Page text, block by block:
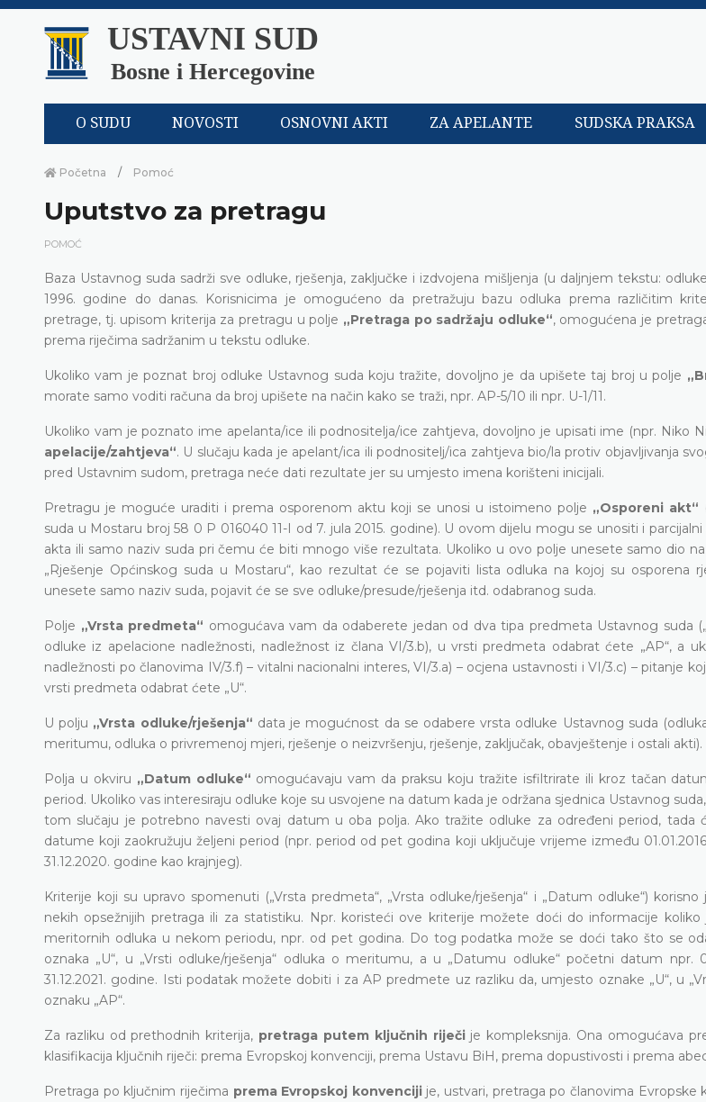
USTAVNI SUD
Bosne i Hercegovine
O SUDU NOVOSTI OSNOVNI AKTI ZA APELANTE SUDSKA PRAKSA
Početna Pomoć
Uputstvo za pretragu
POMOĆ
Baza Ustavnog suda sadrži sve odluke, rješenja, zaključke i izdvojena mišljenja (u daljnjem tekstu:
1996. godine do danas. Korisnicima je omogućeno da pretražuju bazu odluka prema različitim
pretrage, tj. upisom kriterija za pretragu u polje „Pretraga po sadržaju odluke“, omogućena je
prema riječima sadržanim u tekstu odluke.
Ukoliko vam je poznat broj odluke Ustavnog suda koju tražite, dovoljno je da upišete taj broj u polje
morate samo voditi računa da broj upišete na način kako se traži, npr. AP-5/10 ili npr. U-1/11.
Ukoliko vam je poznato ime apelanta/ice ili podnositelja/ice zahtjeva, dovoljno je upisati ime (npr. Niko
apelacije/zahtjeva“. U slučaju kada je apelant/ica ili podnositelj/ica zahtjeva bio/la protiv objavljivanja
pred Ustavnim sudom, pretraga neće dati rezultate jer su umjesto imena korišteni inicijali.
Pretragu je moguće uraditi i prema osporenom aktu koji se unosi u istoimeno polje „Osporeni akt“
suda u Mostaru broj 58 0 P 016040 11-I od 7. jula 2015. godine). U ovom dijelu mogu se unositi i
akta ili samo naziv suda pri čemu će biti mnogo više rezultata. Ukoliko u ovo polje unesete samo dio
„Rješenje Općinskog suda u Mostaru“, kao rezultat će se pojaviti lista odluka na kojoj su osporena
unesete samo naziv suda, pojavit će se sve odluke/presude/rješenja itd. odabranog suda.
Polje „Vrsta predmeta“ omogućava vam da odaberete jedan od dva tipa predmeta Ustavnog suda
odluke iz apelacione nadležnosti, nadležnost iz člana VI/3.b), u vrsti predmeta odabrat ćete „AP“, a
nadležnosti po članovima IV/3.f) – vitalni nacionalni interes, VI/3.a) – ocjena ustavnosti i VI/3.c) – pitanje
vrsti predmeta odabrat ćete „U“.
U polju „Vrsta odluke/rješenja“ data je mogućnost da se odabere vrsta odluke Ustavnog suda
meritumu, odluka o privremenoj mjeri, rješenje o neizvršenju, rješenje, zaključak, obavještenje i ostali akti).
Polja u okviru „Datum odluke“ omogućavaju vam da praksu koju tražite isfiltrirate ili kroz tačan
period. Ukoliko vas interesiraju odluke koje su usvojene na datum kada je održana sjednica Ustavnog suda,
tom slučaju je potrebno navesti ovaj datum u oba polja. Ako tražite odluke za određeni period, tada
datume koji zaokružuju željeni period (npr. period od pet godina koji uključuje vrijeme između
31.12.2020. godine kao krajnjeg).
Kriterije koji su upravo spomenuti („Vrsta predmeta“, „Vrsta odluke/rješenja“ i „Datum odluke“)
nekih opsežnijih pretraga ili za statistiku. Npr. koristeći ove kriterije možete doći do informacije koliko
meritornih odluka u nekom periodu, npr. od pet godina. Do tog podatka može se doći tako što se
oznaka „U“, u „Vrsti odluke/rješenja“ odluka o meritumu, a u „Datumu odluke“ početni datum npr.
31.12.2021. godine. Isti podatak možete dobiti i za AP predmete uz razliku da, umjesto oznake „U“, u
oznaku „AP“.
Za razliku od prethodnih kriterija, pretraga putem ključnih riječi je kompleksnija. Ona omogućava
klasifikacija ključnih riječi: prema Evropskoj konvenciji, prema Ustavu BiH, prema dopustivosti i prema
Pretraga po ključnim riječima prema Evropskoj konvencijije, ustvari, pretraga po članovima Evropske